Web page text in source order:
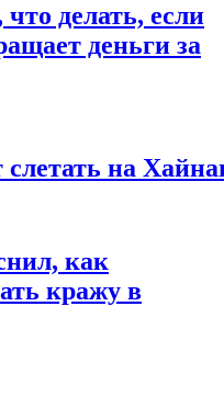
делать, если
деньги за
на
как
кражу в